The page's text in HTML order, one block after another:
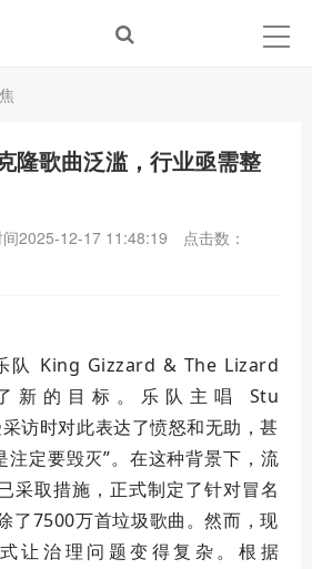
隆歌曲泛滥，行业亟需整
2025-12-17 11:48:19
点击数：
队 King Gizzard & The Lizard
新的目标。乐队主唱 Stu
访时对此表达了愤怒和无助，甚
注定要毁灭”。在这种背景下，流
采取措施，正式制定了针对冒名
了7500万首垃圾歌曲。然而，现
让治理问题变得复杂。根据